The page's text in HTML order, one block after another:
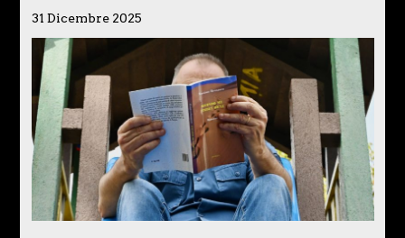
31 Dicembre 2025